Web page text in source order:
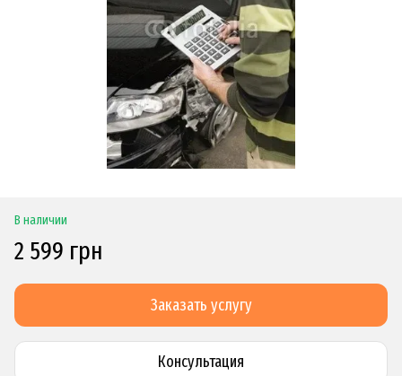
В наличии
2 599 грн
Заказать услугу
Консультация